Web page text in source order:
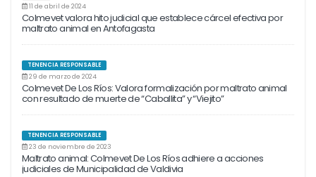
11 de abril de 2024
Colmevet valora hito judicial que establece cárcel efectiva por
maltrato animal en Antofagasta
TENENCIA RESPONSABLE
29 de marzo de 2024
Colmevet De Los Ríos: Valora formalización por maltrato animal
con resultado de muerte de “Caballita” y “Viejito”
TENENCIA RESPONSABLE
23 de noviembre de 2023
Maltrato animal: Colmevet De Los Ríos adhiere a acciones
judiciales de Municipalidad de Valdivia